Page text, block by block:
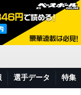
選手データ 特集